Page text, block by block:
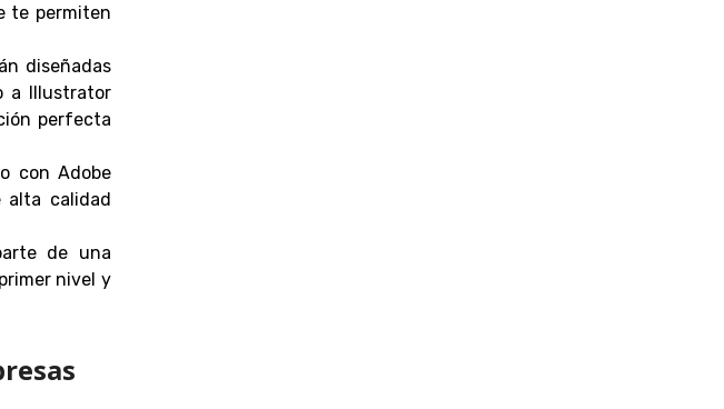
te permiten
diseñadas
a Illustrator
perfecta
con Adobe
alta calidad
de una
nivel y